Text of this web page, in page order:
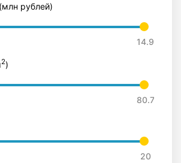
рублей)
2)